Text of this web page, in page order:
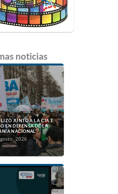
noticias
JUNTO A LA CTA T
EN DEFENSA DE LA
NACIONAL
2026